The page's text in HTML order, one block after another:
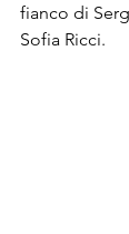
fianco di
Sofia Ricci.